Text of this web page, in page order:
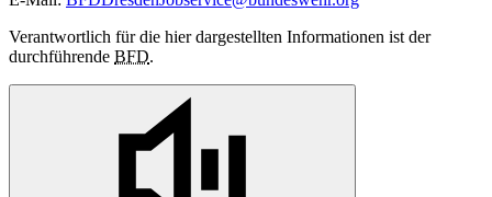
Verantwortlich für die hier dargestellten Informationen ist der
durchführende BFD.